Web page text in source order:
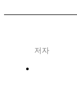
저자